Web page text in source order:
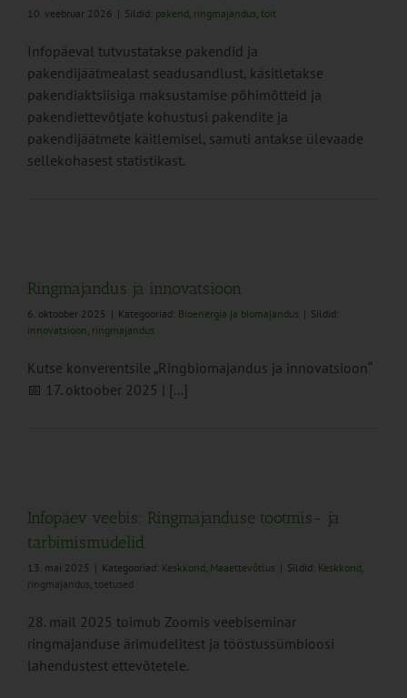
10. veebruar 2026 | Sildid: pakend, ringmajandus, toit
Infopäeval tutvustatakse pakendid ja
pakendijäätmealast seadusandlust, käsitletakse
pakendiaktsiisiga maksustamise põhimõtteid ja
pakendiettevõtjate kohustusi pakendite ja
pakendijäätmete käitlemisel, samuti antakse ülevaade
sellekohasest statistikast.
Ringmajandus ja innovatsioon
6. oktoober 2025 | Kategooriad: Bioenergia ja biomajandus | Sildid:
innovatsioon, ringmajandus
Kutse konverentsile „Ringbiomajandus ja innovatsioon“
📅 17. oktoober 2025 | [...]
Infopäev veebis: Ringmajanduse tootmis- ja
tarbimismudelid
13. mai 2025 | Kategooriad: Keskkond, Maaettevõtlus | Sildid: Keskkond,
ringmajandus, toetused
28. mail 2025 toimub Zoomis veebiseminar
ringmajanduse ärimudelitest ja tööstussümbioosi
lahendustest ettevõtetele.